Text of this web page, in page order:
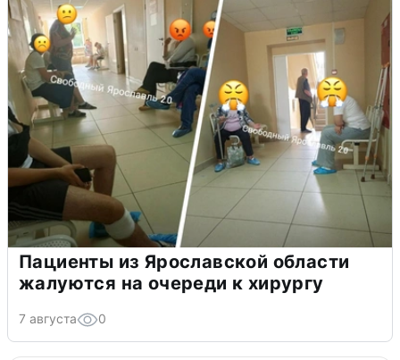
Пациенты из Ярославской области
жалуются на очереди к хирургу
7 августа 0